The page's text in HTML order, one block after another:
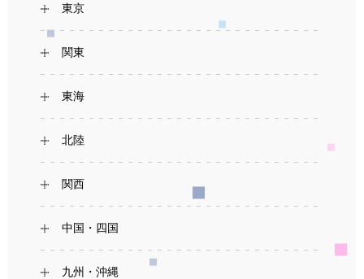
東京
関東
東海
北陸
関西
中国・四国
九州・沖縄